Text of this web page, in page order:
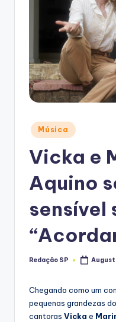
Posted
in
Música
Vicka e
Aquino
sensível
Posted
Redação SP August
Chegando como um
pequenas grandezas
cantoras Vicka e